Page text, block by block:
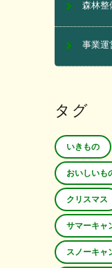
森林整
事業運
タグ
いきもの
おいしいも
クリスマス
サマーキャ
スノーキャ